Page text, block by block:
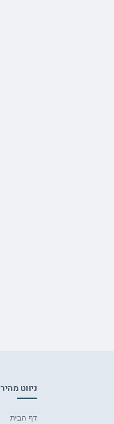
ניווט מהיר
דף הבית